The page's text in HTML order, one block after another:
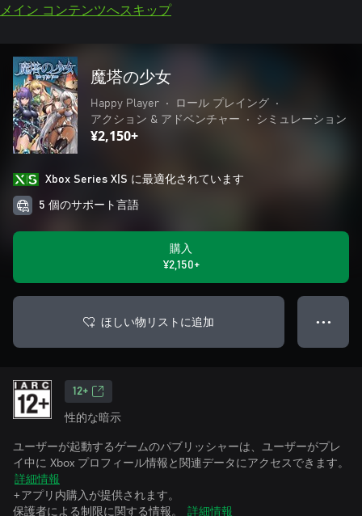
メイン コンテンツへスキップ
魔塔の少女
Happy Player • ロール プレイング
•
アクション & アドベンチャー
• シミュレーション
¥2,150+
Xbox Series X|S に最適化されています
5 個のサポート言語
購入
¥2,150+
ほしい物リストに追加 ● ● ●
12+
性的な暗示
ユーザーが起動するゲームのパブリッシャーは、ユーザーがプレ
イ中に Xbox プロフィール情報と関連データにアクセスできます。
詳細情報
+アプリ内購入が提供されます。
保護者による制限に関する情報。
詳細情報